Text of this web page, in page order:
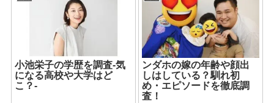
小池栄子の学歴を調査-気
になる高校や大学はど
こ？-
ンダホの嫁の年齢や顔出
しはしている？馴れ初
め・エピソードを徹底調
査！